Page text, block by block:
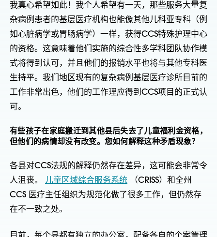
我真心希望如此！我个人希望有一天，那些服务大量复
杂病例患者的基层医疗机构也能像其他儿科亚专科（例
如心脏病学或胃肠病学）一样，获得CCS特殊护理中心
的资格。这意味着他们实施的综合性多学科团队协作模
式将得到认可，并且他们的报销水平也将与其他专科医
生持平。我们地区现有的复杂病例基层医疗诊所目前的
工作非常出色，他们的工作理应得到CCS项目的正式认
可。
有些孩子在家庭搬迁到其他县后失去了儿童福利金资格，
但他们的病情却没有改变。您如何解释这种矛盾现象？
各县对CCS法规的解释仍然存在差异，这可能会非常令
人沮丧。 儿童区域综合服务系统 （CRISS）和全州
CCS 医疗主任组织为规范化做了很多工作，但仍然存
在不一致之处。